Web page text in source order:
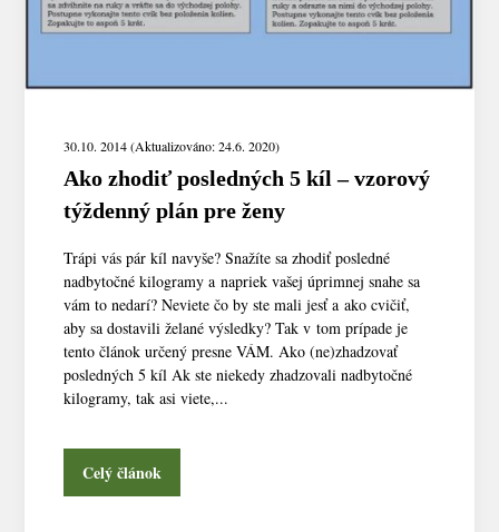
30.10. 2014 (Aktualizováno: 24.6. 2020)
Ako zhodiť posledných 5 kíl – vzorový
týždenný plán pre ženy
Trápi vás pár kíl navyše? Snažíte sa zhodiť posledné
nadbytočné kilogramy a napriek vašej úprimnej snahe sa
vám to nedarí? Neviete čo by ste mali jesť a ako cvičiť,
aby sa dostavili želané výsledky? Tak v tom prípade je
tento článok určený presne VÁM. Ako (ne)zhadzovať
posledných 5 kíl Ak ste niekedy zhadzovali nadbytočné
kilogramy, tak asi viete,...
Celý článok